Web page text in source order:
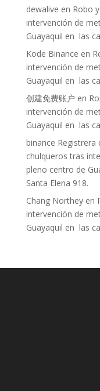
dewalive en Robo
intervención de
Guayaquil en las
Kode Binance en
intervención de
Guayaquil en las
创建免费账户 en
intervención de
Guayaquil en las
binance Registrera
chulqueros tras
pleno centro de
Santa Elena 918.
Chang Northeyen
intervención de
Guayaquil en las